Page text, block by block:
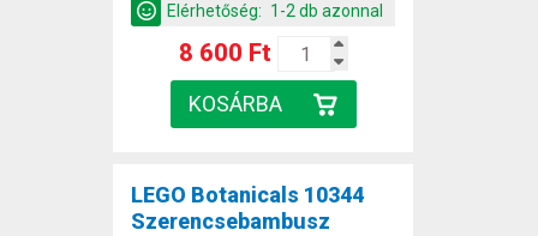
Elérhetőség: 1-2 db azonnal
8 600 Ft
LEGO Botanicals 10344
Szerencsebambusz